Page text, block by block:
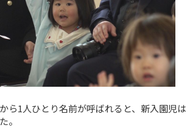
ら1人ひとり名前が呼ばれると、新入園児は
。